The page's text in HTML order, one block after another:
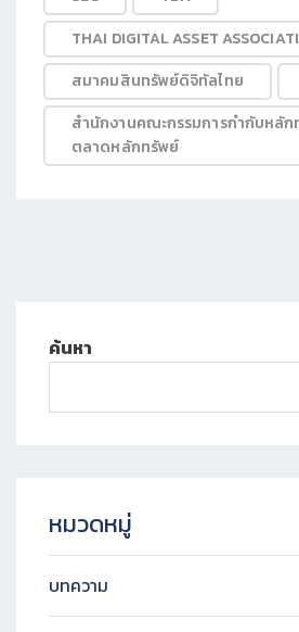
THAI DIGITAL ASSET
สมาคมสินทรัพย์ดิจิทัลไทย
สำนักงานคณะกรรมการกำกับหลัก
ตลาดหลักทรัพย์
ค้นหา
หมวดหมู่
บทความ